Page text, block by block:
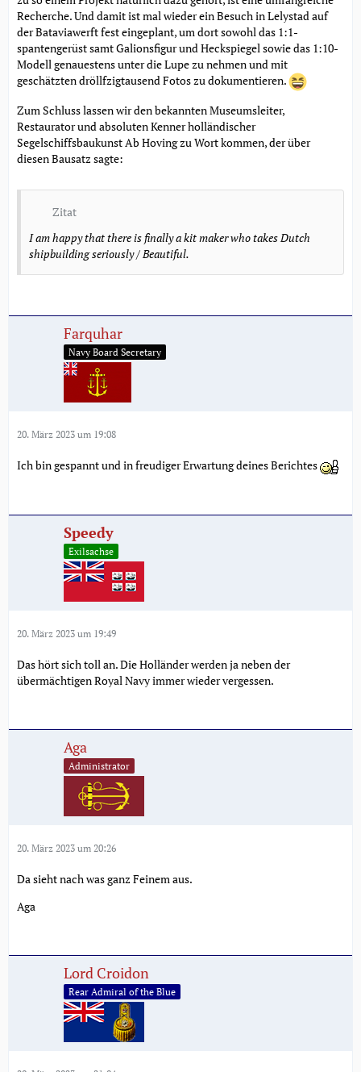
Recherche. Und damit ist mal wieder ein Besuch in Lelystad auf
der Bataviawerft fest eingeplant, um dort sowohl das 1:1-
spantengerüst samt Galionsfigur und Heckspiegel sowie das 1:10-
Modell genauestens unter die Lupe zu nehmen und mit
geschätzten dröllfzigtausend Fotos zu dokumentieren.
Zum Schluss lassen wir den bekannten Museumsleiter,
Restaurator und absoluten Kenner holländischer
Segelschiffsbaukunst Ab Hoving zu Wort kommen, der über
diesen Bausatz sagte:
Zitat
I am happy that there is finally a kit maker who takes Dutch
shipbuilding seriously / Beautiful.
Farquhar
Navy Board Secretary
20. März 2023 um 19:08
Ich bin gespannt und in freudiger Erwartung deines Berichtes
Speedy
Exilsachse
20. März 2023 um 19:49
Das hört sich toll an. Die Holländer werden ja neben der
übermächtigen Royal Navy immer wieder vergessen.
Aga
Administrator
20. März 2023 um 20:26
Da sieht nach was ganz Feinem aus.
Aga
Lord Croidon
Rear Admiral of the Blue